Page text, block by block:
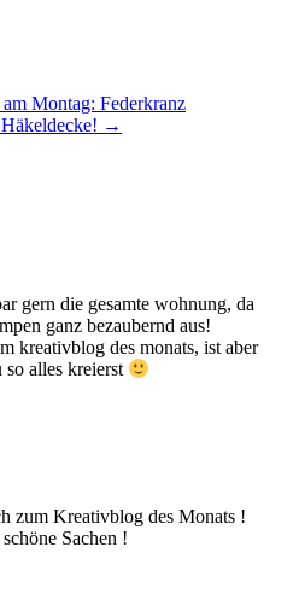
Montag: Federkranz
→
gern die gesamte wohnung, da
ganz bezaubernd aus!
kreativblog des monats, ist aber
so alles kreierst
zum Kreativblog des Monats !
Sachen !